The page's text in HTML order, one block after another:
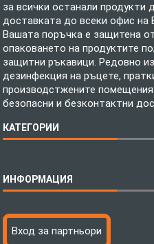
за всички останали продукти
доставката до всеки офис
Вашата поръчка е защитена
опаковането на продуктите
защитни ръкавици. Редовно
дезинфекция на ръцете,
производстжените
безопасни и безконтактни
КАТЕГОРИИ
Бебешки спални комплекти
Тениски с пълноцветен печат
Хавлиени кърпи
ИНФОРМАЦИЯ
Технология на печатане
Файлове за печат
Вход за партньори